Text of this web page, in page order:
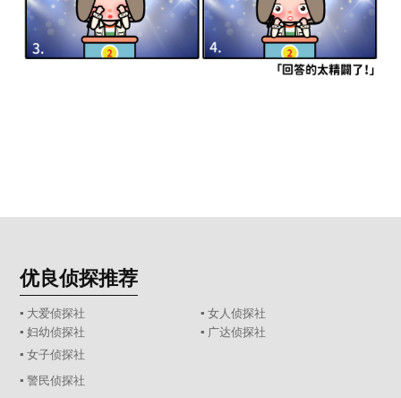
优良侦探推荐
▪ 大爱侦探社
▪ 女人侦探社
▪ 妇幼侦探社
▪ 广达侦探社
▪ 女子侦探社
▪ 警民侦探社